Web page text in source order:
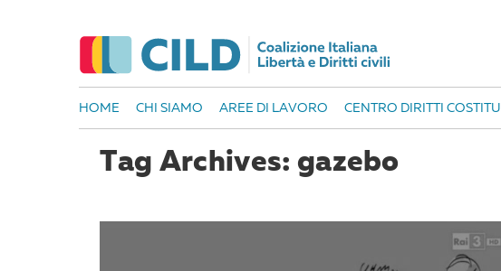
HOME CHI SIAMO AREE DI LAVORO CENTRO DIRITTI
Tag Archives: gazebo